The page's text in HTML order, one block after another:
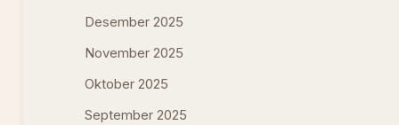
Desember 2025
November 2025
Oktober 2025
September 2025